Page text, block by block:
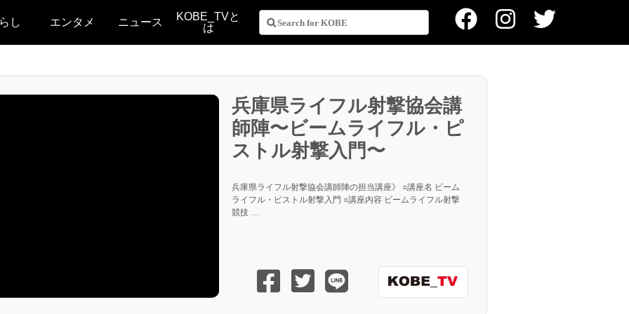
し エンタメ ニュース
KOBE_TVと
は
兵庫県ライフル射撃協会講
師陣〜ビームライフル・ピ
ストル射撃入門〜
兵庫県ライフル射撃協会講師陣の担当講座》 ○講座名 ビーム
ライフル・ピストル射撃入門 ○講座内容 ビームライフル射撃
競技 …